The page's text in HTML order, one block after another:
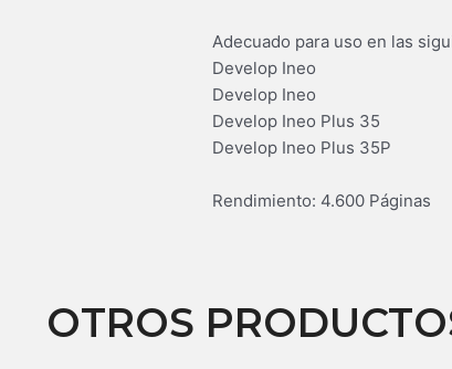
Adecuado para uso en las
Develop Ineo
Develop Ineo
Develop Ineo Plus 35
Develop Ineo Plus 35P
Rendimiento: 4.600 Páginas
OTROS